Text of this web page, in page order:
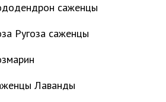
саженцы
Ругоза саженцы
Лаванды